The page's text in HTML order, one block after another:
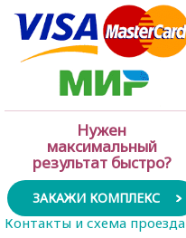
Нужен
максимальный
результат быстро?
ЗАКАЖИ КОМПЛЕКС
Контакты и схема проезда